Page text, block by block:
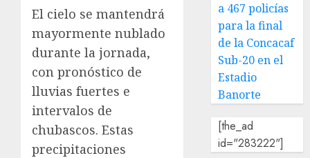
El cielo se mantendrá
mayormente nublado
durante la jornada,
con pronóstico de
lluvias fuertes e
intervalos de
chubascos. Estas
precipitaciones
a 467 policías
para la final
de la Concacaf
Sub-20 en el
Estadio
Banorte
[the_ad
id="283222"]